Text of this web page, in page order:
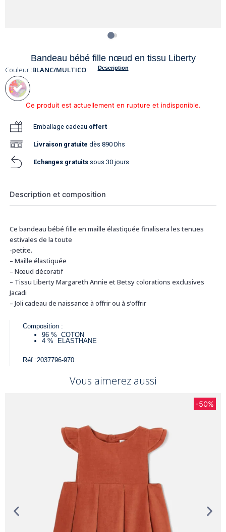
Bandeau bébé fille nœud en tissu Liberty
Description
Couleur :BLANC/MULTICO
Ce produit est actuellement en rupture et indisponible.
Emballage cadeau offert
Livraison gratuite dès 890 Dhs
Echanges gratuits sous 30 jours
Description et composition
Ce bandeau bébé fille en maille élastiquée finalisera les tenues
estivales de la toute
-petite.
– Maille élastiquée
– Nœud décoratif
– Tissu Liberty Margareth Annie et Betsy colorations exclusives
Jacadi
– Joli cadeau de naissance à offrir ou à s’offrir
Composition :
96 %
COTON
4 %
ELASTHANE
Réf :2037796-970
Vous aimerez aussi
-50%